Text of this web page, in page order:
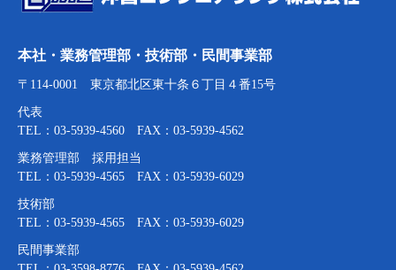
本社・業務管理部・技術部・民間事業部
〒114-0001 東京都北区東十条６丁目４番15号
代表
TEL：03-5939-4560 FAX：03-5939-4562
業務管理部 採用担当
TEL：03-5939-4565 FAX：03-5939-6029
技術部
TEL：03-5939-4565 FAX：03-5939-6029
民間事業部